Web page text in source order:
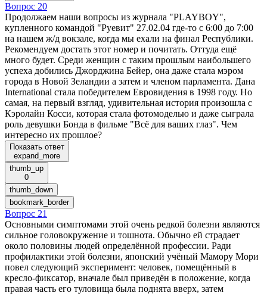
Вопрос 20
Продолжаем наши вопросы из журнала "PLAYBOY",
купленного командой "Руевит" 27.02.04 где-то с 6:00 до 7:00
на нашем ж/д вокзале, когда мы ехали на финал Республики.
Рекомендуем достать этот номер и почитать. Оттуда ещё
много будет. Среди женщин с таким прошлым наибольшего
успеха добились Джорджина Бейер, она даже стала мэром
города в Новой Зеландии а затем и членом парламента. Дана
International стала победителем Евровидения в 1998 году. Но
самая, на первый взгляд, удивительная история произошла с
Кэролайн Косси, которая стала фотомоделью и даже сыграла
роль девушки Бонда в фильме "Всё для ваших глаз". Чем
интересно их прошлое?
Показать ответ
expand_more
thumb_up
0
thumb_down
bookmark_border
Вопрос 21
Основными симптомами этой очень редкой болезни являются
сильное головокружение и тошнота. Обычно ей страдает
около половины людей определённой профессии. Ради
профилактики этой болезни, японский учёный Мамору Мори
повел следующий эксперимент: человек, помещённый в
кресло-фиксатор, вначале был приведён в положение, когда
правая часть его туловища была поднята вверх, затем